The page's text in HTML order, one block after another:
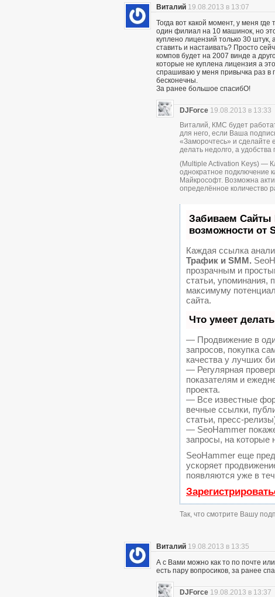
Виталий 19.08.2013 в 13:07
Тогда вот какой момент, у меня
один филиал на 10 машинок, но
куплено лицензий только 30
ставить и настаивать? Просто
компов будет на 2007 винде а
которые не куплена лицензия а
спрашиваю у меня привычка раз в
бесконечны.
За ранее большое спасибО!
DJForce 19.08.2013 в 13:33
Виталий, КМС будет
для него, если Ваша
«Заморочтесь» и сделайте
делать недолго, а удобства
(Multiple Activation Keys) —
однократное подключение
Майкрософт. Возможна
определённое количество
Забиваем
возможности от
Каждая ссылка
Трафик и SMM.
прозрачным и
статьи, упоминания,
максимуму
сайта.
Что умеет
— Продвижение в
запросов, покупка
качества у лучших
— Регулярная
показателям и
проекта.
— Все известные
вечные ссылки,
статьи, пресс-
— SeoHammer
запросы, на которые
SeoHammer еще
ускоряет
появляются уже в
Так, что смотрите Вашу
Виталий 19.08.2013 в 13:35
А с Вами можно как то по почте
есть пару вопросиков, за ранее
DJForce 19.08.2013 в 13:37